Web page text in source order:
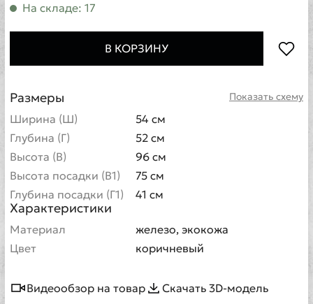
На складе: 17
В КОРЗИНУ
Показать схему
Размеры
Ширина (Ш)
54 см
Глубина (Г)
52 см
Высота (В)
96 см
Высота посадки (В1)
75 см
Глубина посадки (Г1)
41 см
Характеристики
Материал
железо, экокожа
Цвет
коричневый
Видеообзор на товар Скачать 3D-модель